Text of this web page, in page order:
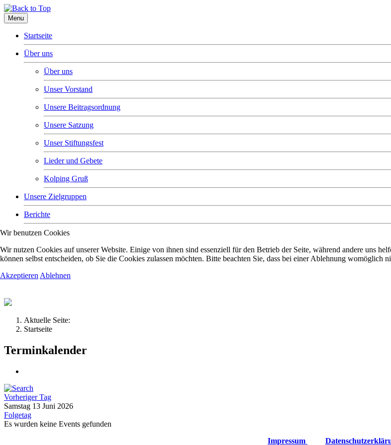
Menu
Startseite
Über uns
Über uns
Unser Vorstand
Unsere Beitragsordnung
Unsere Satzung
Unser Stiftungsfest
Lieder und Gebete
Kolping Gruß
Unsere Zielgruppen
Berichte
Kolpingsfamilie Havixbeck
Aktuelle Seite:
Startseite
Terminkalender
Vorheriger Tag
Samstag 13 Juni 2026
Folgetag
Es wurden keine Events gefunden
Impressum
Wir benutzen Cookies
Wir nutzen Cookies auf unserer Website. Einige von ihnen sind essenziell für den Betrieb der Seite, während andere uns
können selbst entscheiden, ob Sie die Cookies zulassen möchten. Bitte beachten Sie, dass bei einer Ablehnung womöglich
Akzeptieren Ablehnen